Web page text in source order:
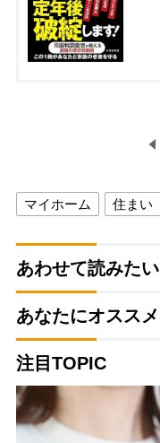
マイホーム 住まい
あわせて読みたい
あなたにオススメ
注目TOPIC